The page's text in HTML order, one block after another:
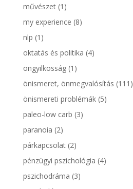
művészet(1)
my experience (8)
nlp (1)
oktatás és politika (4)
öngyilkosság(1)
önismeret, önmegvalósítás (111)
önismereti problémák(5)
paleo-low carb (3)
paranoia (2)
párkapcsolat(2)
pénzügyi pszichológia (4)
pszichodráma (3)